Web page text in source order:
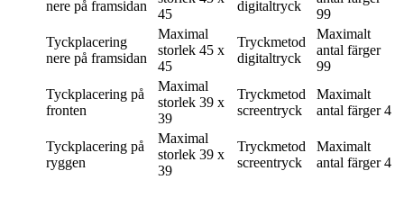
nere på framsidan
45
digitaltryck
99
Tyckplacering
nere på framsidan
Maximal
storlek 45 x
45
Tryckmetod
digitaltryck
Maximalt
antal färger
99
Tyckplacering på
fronten
Maximal
storlek 39 x
39
Tryckmetod
screentryck
Maximalt
antal färger 4
Tyckplacering på
ryggen
Maximal
storlek 39 x
39
Tryckmetod
screentryck
Maximalt
antal färger 4